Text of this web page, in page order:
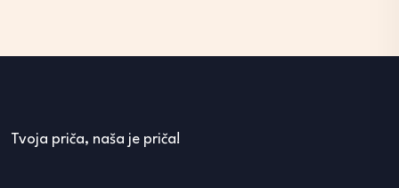
Tvoja priča, naša je priča!